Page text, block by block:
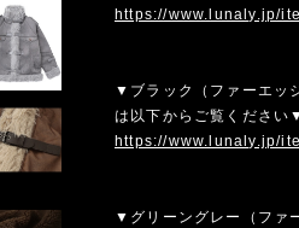
https://www.lunaly.jp/
▼ブラック（ファーエッ
は以下からご覧ください
https://www.lunaly.jp/
▼グリーングレー（ファ